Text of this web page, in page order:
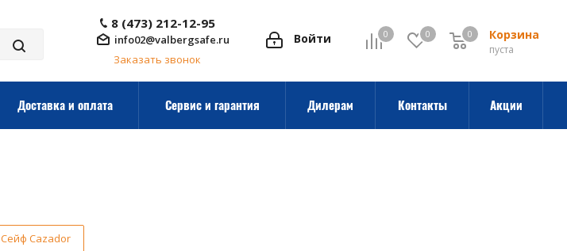
0 0 Корзина
0
пуста
0
Войти
8 (473) 212-12-95
info02@valbergsafe.ru
Заказать звонок
Доставка и оплата Сервис и гарантия Дилерам Контакты Акции
Сейф Cazador